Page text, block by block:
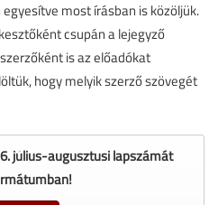
most írásban is közöljük.
csupán a lejegyző
is az előadókat
hogy melyik szerző szövegét
július-augusztusi lapszámát